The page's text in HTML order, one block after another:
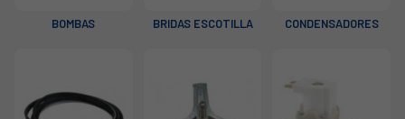
BOMBAS BRIDAS ESCOTILLA CONDENSADORES